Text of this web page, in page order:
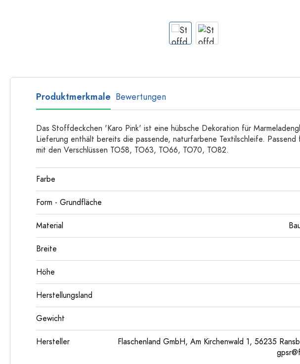
Mehrkantflaschen
Produktmerkmale Bewertungen
Das Stoffdeckchen 'Karo Pink' ist eine hübsche Dekoration für
Lieferung enthält bereits die passende, naturfarbene Textilschleife. Passend
mit den Verschlüssen TO58, TO63, TO66, TO70, TO82.
Farbe
Form - Grundfläche
Material
Breite
Höhe
Herstellungsland
Gewicht
Hersteller
Flaschenland GmbH, Am Kirchenwald 1, 56235